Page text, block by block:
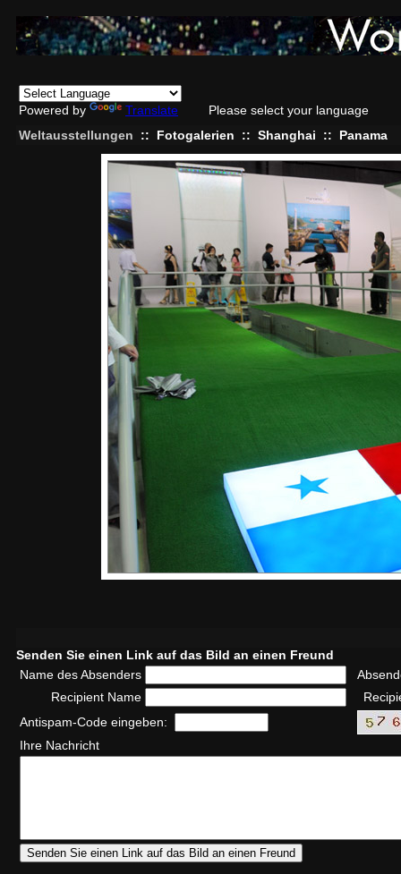
Powered by Translate
Please select your language
Weltausstellungen
:: Fotogalerien :: Shanghai :: Panama
Senden Sie einen Link auf das Bild an einen Freund
Name des Absenders
Recipient Name
Antispam-Code eingeben:
Ihre Nachricht